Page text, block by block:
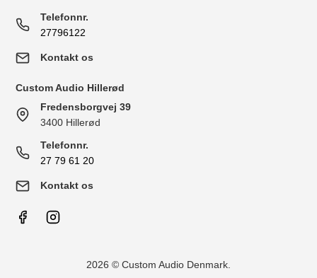
Telefonnr.
27796122
Kontakt os
Custom Audio Hillerød
Fredensborgvej 39
3400 Hillerød
Telefonnr.
27 79 61 20
Kontakt os
2026 © Custom Audio Denmark.